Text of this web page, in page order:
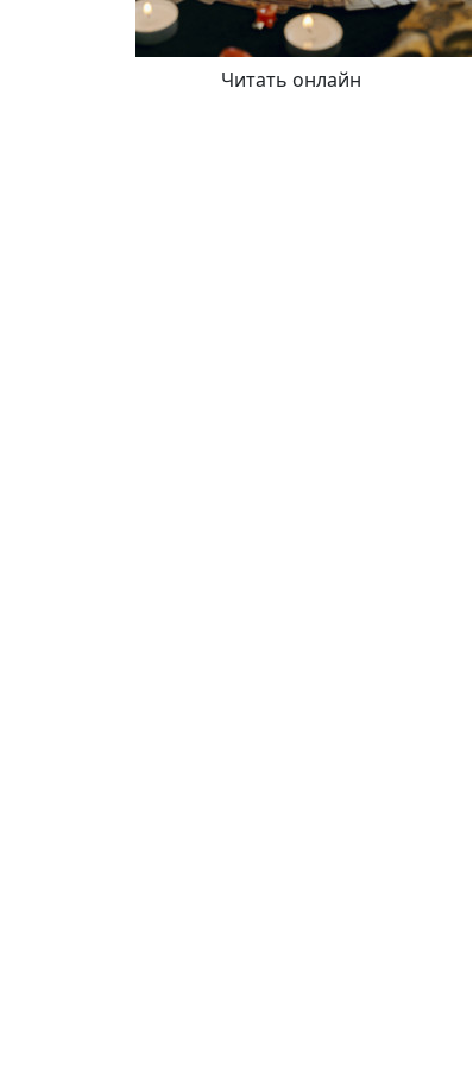
Читать онлайн